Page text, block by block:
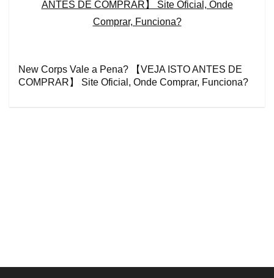
New Corps Vale a Pena? 【VEJA ISTO ANTES DE
COMPRAR】 Site Oficial, Onde Comprar, Funciona?